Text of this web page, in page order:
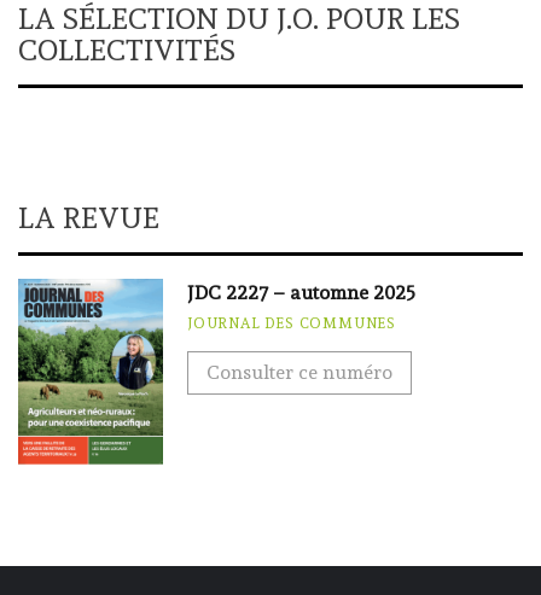
LA SÉLECTION DU J.O. POUR LES
COLLECTIVITÉS
LA REVUE
JDC 2227 – automne 2025
JOURNAL DES COMMUNES
Consulter ce numéro